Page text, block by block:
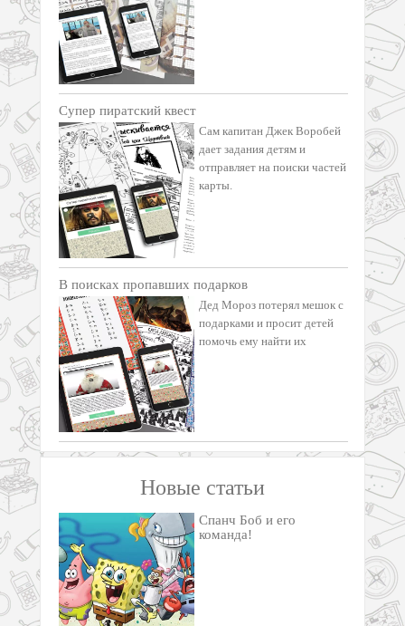
Супер пиратский квест
Сам капитан Джек Воробей
дает задания детям и
отправляет на поиски частей
карты.
В поисках пропавших подарков
Дед Мороз потерял мешок с
подарками и просит детей
помочь ему найти их
Новые статьи
Спанч Боб и его
команда!